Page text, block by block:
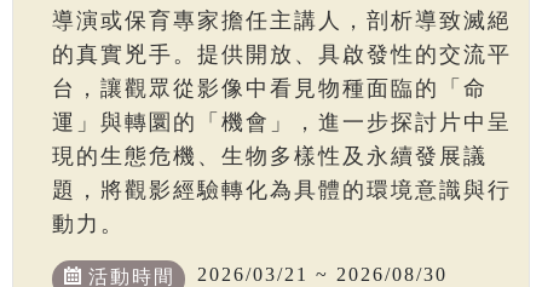
導演或保育專家擔任主講人，剖析導致滅絕
的真實兇手。提供開放、具啟發性的交流平
台，讓觀眾從影像中看見物種面臨的「命
運」與轉圜的「機會」，進一步探討片中呈
現的生態危機、生物多樣性及永續發展議
題，將觀影經驗轉化為具體的環境意識與行
動力。
活動時間 2026/03/21 ~ 2026/08/30